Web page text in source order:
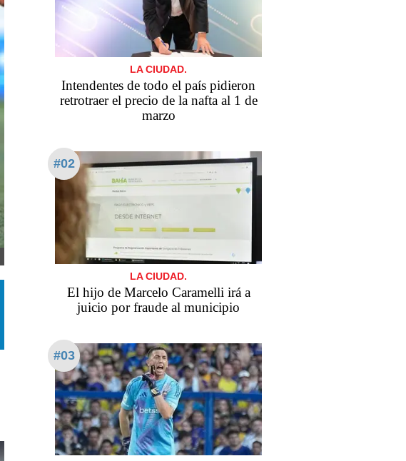
LA CIUDAD.
Intendentes de todo el país pidieron
retrotraer el precio de la nafta al 1 de
marzo
#02
LA CIUDAD.
​​​​​El hijo de Marcelo Caramelli irá a
juicio por fraude al municipio
#03